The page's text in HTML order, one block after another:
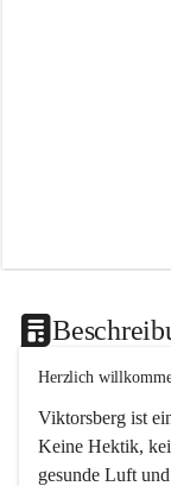
Herzlich
Viktorsberg ist
Keine Hektik,
gesunde Luft